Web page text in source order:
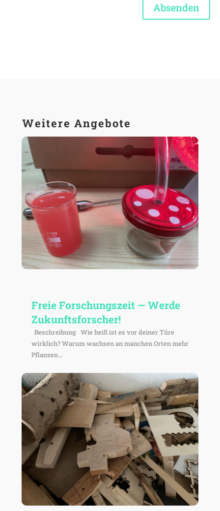
Absenden
Weitere Angebote
Freie Forschungs­zeit — Werde
Zukunftsforscher!
Beschrei­bung Wie heiß ist es vor deiner Türe
wirk­lich? Warum wachsen an manchen Orten mehr
Pflanzen...